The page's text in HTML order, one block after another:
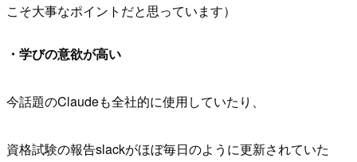
こそ大事なポイントだと思っています）
・学びの意欲が高い
今話題のClaudeも全社的に使用していたり、
資格試験の報告slackがほぼ毎日のように更新されていた